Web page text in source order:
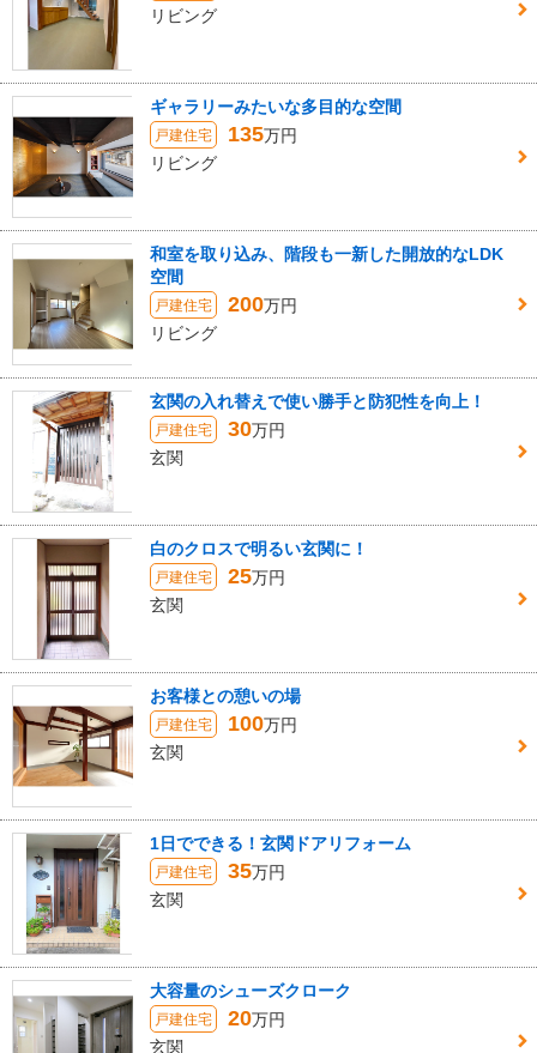
リビング
ギャラリーみたいな多目的な空間
戸建住宅 135万円
リビング
和室を取り込み、階段も一新した開放的なLDK
空間
戸建住宅 200万円
リビング
玄関の入れ替えで使い勝手と防犯性を向上！
戸建住宅 30万円
玄関
白のクロスで明るい玄関に！
戸建住宅 25万円
玄関
お客様との憩いの場
戸建住宅 100万円
玄関
1日でできる！玄関ドアリフォーム
戸建住宅 35万円
玄関
大容量のシューズクローク
戸建住宅 20万円
玄関